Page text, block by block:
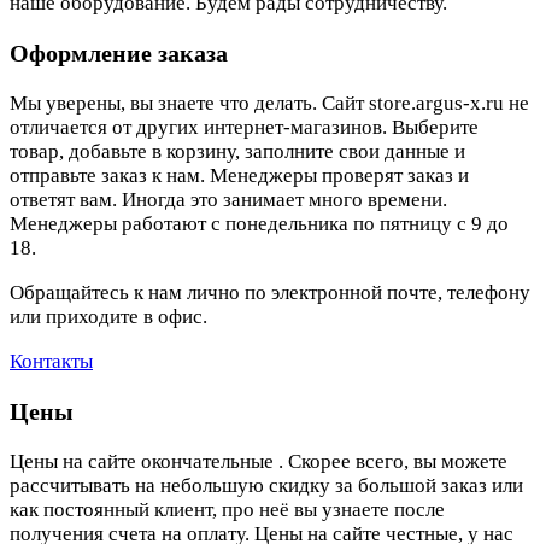
Оформление заказа
Мы уверены, вы знаете что делать. Сайт store.argus-x.ru не
отличается от других интернет-магазинов. Выберите
товар, добавьте в корзину, заполните свои данные и
отправьте заказ к нам. Менеджеры проверят заказ и
ответят вам. Иногда это занимает много времени.
Менеджеры работают с понедельника по пятницу с 9 до
18.
Обращайтесь к нам лично по электронной почте, телефону
или приходите в офис.
Контакты
Цены
Цены на сайте окончательные . Скорее всего, вы можете
рассчитывать на небольшую скидку за большой заказ или
как постоянный клиент, про неё вы узнаете после
получения счета на оплату. Цены на сайте честные, у нас